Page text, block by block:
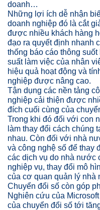
doanh…
Những lợi ích dễ nhận
doanh nghiệp đó là cắt
được nhiều khách hàng
đạo ra quyết định nhanh
thống báo cáo thông
suất làm việc của nhân
hiệu quả hoạt động và
nghiệp được nâng cao.
Tận dụng các nền tảng
nghiệp cải thiện được
đích cuối cùng của
Trong khi đó đối với con
làm thay đổi cách chúng
nhau. Còn đối với nhà
và công nghệ số để thay
các dịch vụ do nhà nước
nghiệp vụ, thay đổi mô
của cơ quan quản lý nhà
Chuyển đổi số còn góp
Nghiên cứu của
của chuyển đổi số tới